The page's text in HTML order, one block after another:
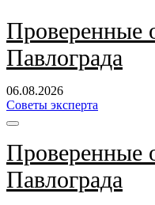
Перейти
к
содержанию
Проверенные
Павлограда
06.08.2026
Советы эксперта
Проверенные
Павлограда